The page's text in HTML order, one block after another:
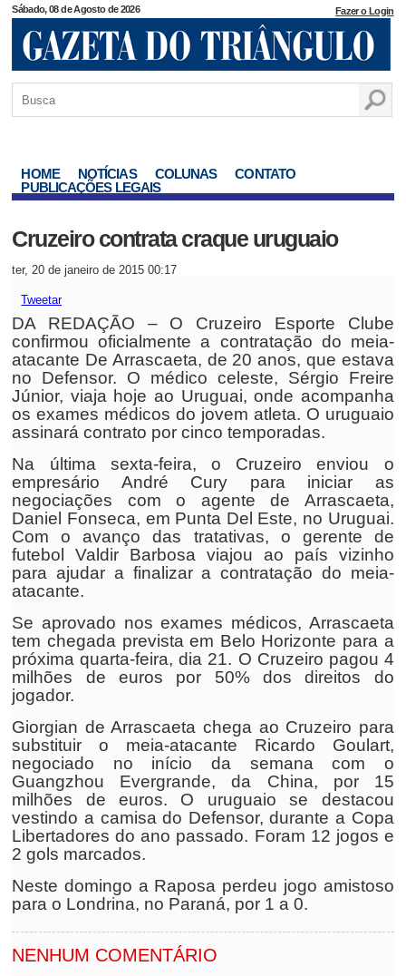
Sábado, 08 de Agosto de 2026 Fazer o Login
HOME NOTÍCIAS COLUNAS
CONTATO
PUBLICAÇÕES LEGAIS
Cruzeiro contrata craque uruguaio
ter, 20 de janeiro de 2015 00:17
Tweetar
DA REDAÇÃO – O Cruzeiro Esporte Clube
confirmou oficialmente a contratação do meia-
atacante De Arrascaeta, de 20 anos, que estava
no Defensor. O médico celeste, Sérgio Freire
Júnior, viaja hoje ao Uruguai, onde acompanha
os exames médicos do jovem atleta. O uruguaio
assinará contrato por cinco temporadas.
Na última sexta-feira, o Cruzeiro enviou o
empresário André Cury para iniciar as
negociações com o agente de Arrascaeta,
Daniel Fonseca, em Punta Del Este, no Uruguai.
Com o avanço das tratativas, o gerente de
futebol Valdir Barbosa viajou ao país vizinho
para ajudar a finalizar a contratação do meia-
atacante.
Se aprovado nos exames médicos, Arrascaeta
tem chegada prevista em Belo Horizonte para a
próxima quarta-feira, dia 21. O Cruzeiro pagou 4
milhões de euros por 50% dos direitos do
jogador.
Giorgian de Arrascaeta chega ao Cruzeiro para
substituir o meia-atacante Ricardo Goulart,
negociado no início da semana com o
Guangzhou Evergrande, da China, por 15
milhões de euros. O uruguaio se destacou
vestindo a camisa do Defensor, durante a Copa
Libertadores do ano passado. Foram 12 jogos e
2 gols marcados.
Neste domingo a Raposa perdeu jogo amistoso
para o Londrina, no Paraná, por 1 a 0.
NENHUM COMENTÁRIO